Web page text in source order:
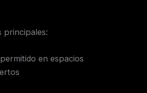
principales:
en espacios